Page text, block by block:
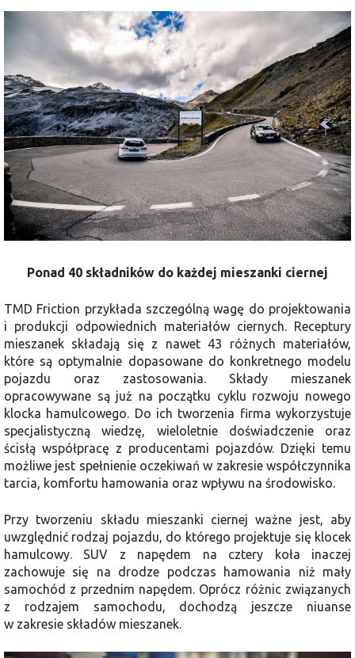
Ponad 40 składników do każdej mieszanki ciernej
TMD Friction przykłada szczególną wagę do projektowania
i produkcji odpowiednich materiałów ciernych. Receptury
mieszanek składają się z nawet 43 różnych materiałów,
które są optymalnie dopasowane do konkretnego modelu
pojazdu oraz zastosowania. Składy mieszanek
opracowywane są już na początku cyklu rozwoju nowego
klocka hamulcowego. Do ich tworzenia firma wykorzystuje
specjalistyczną wiedzę, wieloletnie doświadczenie oraz
ścisłą współpracę z producentami pojazdów. Dzięki temu
możliwe jest spełnienie oczekiwań w zakresie współczynnika
tarcia, komfortu hamowania oraz wpływu na środowisko.
Przy tworzeniu składu mieszanki ciernej ważne jest, aby
uwzględnić rodzaj pojazdu, do którego projektuje się klocek
hamulcowy. SUV z napędem na cztery koła inaczej
zachowuje się na drodze podczas hamowania niż mały
samochód z przednim napędem. Oprócz różnic związanych
z rodzajem samochodu, dochodzą jeszcze niuanse
w zakresie składów mieszanek.